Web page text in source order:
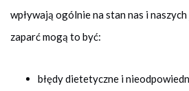
wpływają ogólnie na stan nas i
zaparć mogą to być:
błędy dietetyczne i